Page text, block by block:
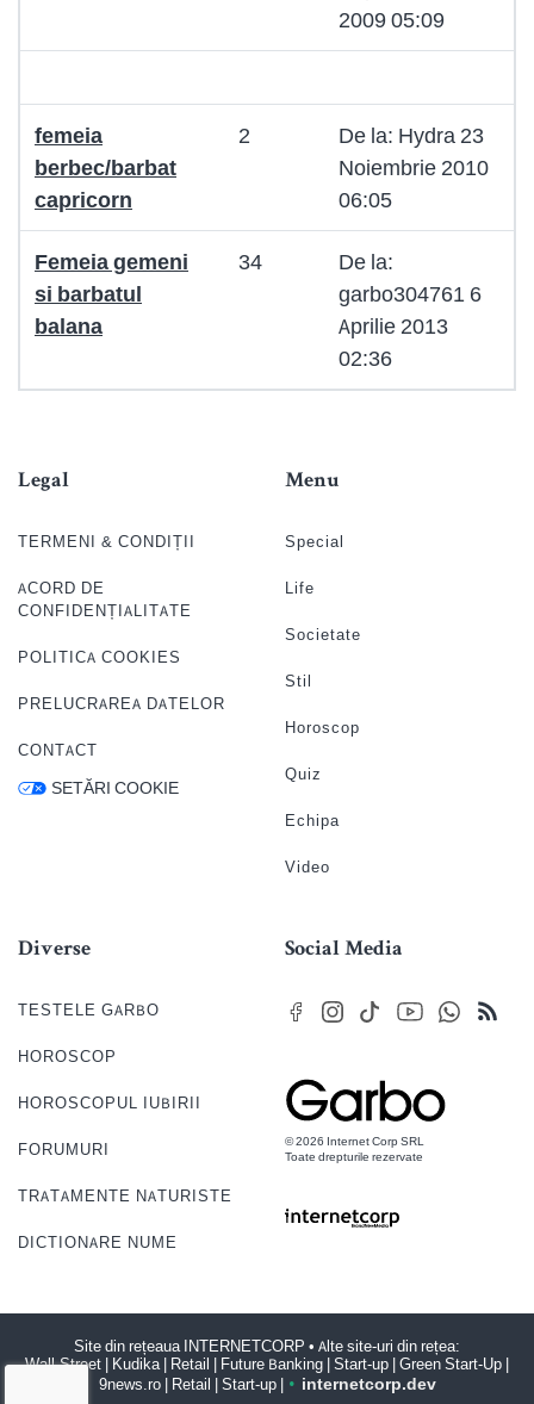
2009 05:09
femeia
berbec/barbat
capricorn
2
De la: Hydra 23
Noiembrie 2010
06:05
Femeia gemeni
si barbatul
balana
34
De la:
garbo304761 6
Aprilie 2013
02:36
Legal
TERMENI & CONDIȚII
ACORD DE
CONFIDENȚIALITATE
POLITICA COOKIES
PRELUCRAREA DATELOR
CONTACT
SETĂRI COOKIE
Menu
Special
Life
Societate
Stil
Horoscop
Quiz
Echipa
Video
Diverse
TESTELE GARBO
HOROSCOP
HOROSCOPUL IUBIRII
FORUMURI
TRATAMENTE NATURISTE
DICTIONARE NUME
Social Media
© 2026 Internet Corp SRL
Toate drepturile rezervate
Site din rețeauaINTERNETCORP • Alte site-uri din rețea:
Wall-Street | Kudika| Retail | Future Banking |Start-up |Green Start-Up |
9news.ro| Retail |Start-up| internetcorp.dev